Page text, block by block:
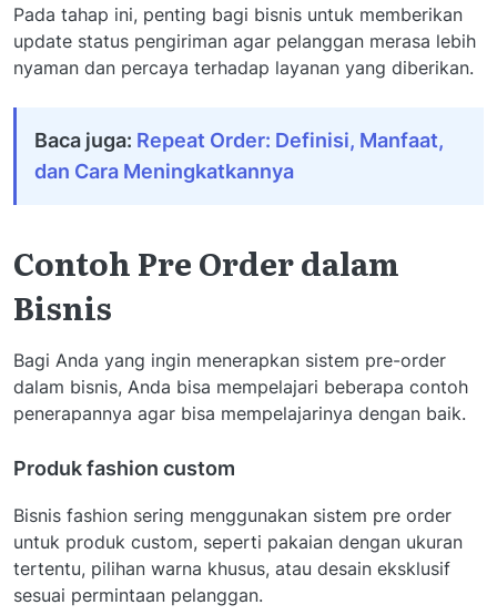
Pada tahap ini, penting bagi bisnis untuk memberikan
update status pengiriman agar pelanggan merasa lebih
nyaman dan percaya terhadap layanan yang diberikan.
Baca juga: Repeat Order: Definisi, Manfaat,
dan Cara Meningkatkannya
Contoh Pre Order dalam
Bisnis
Bagi Anda yang ingin menerapkan sistem pre-order
dalam bisnis, Anda bisa mempelajari beberapa contoh
penerapannya agar bisa mempelajarinya dengan baik.
Produk fashion custom
Bisnis fashion sering menggunakan sistem pre order
untuk produk custom, seperti pakaian dengan ukuran
tertentu, pilihan warna khusus, atau desain eksklusif
sesuai permintaan pelanggan.